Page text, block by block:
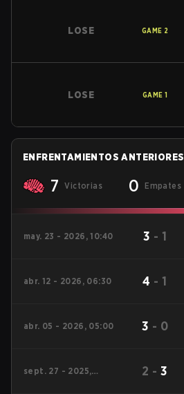
LOSE GAME 2
LOSE GAME 1
ENFRENTAMIENTOS ANTERIORES
7 Victorias 0 Empates
may. 23 - 2026, 10:40 3 - 1
abr. 12 - 2026, 06:30 4 - 1
abr. 05 - 2026, 05:00 3 - 0
sept. 27 - 2025,
2 -3